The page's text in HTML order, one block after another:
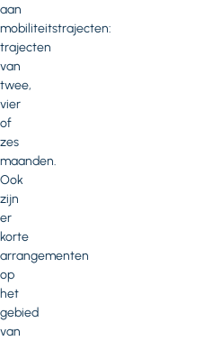
aan
mobiliteitstrajecten:
trajecten
van
twee,
vier
of
zes
maanden.
Ook
zijn
er
korte
arrangementen
op
het
gebied
van